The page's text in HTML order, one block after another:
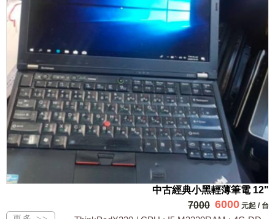
中古經典小黑輕薄筆電 12"
7000 6000 元起 / 台